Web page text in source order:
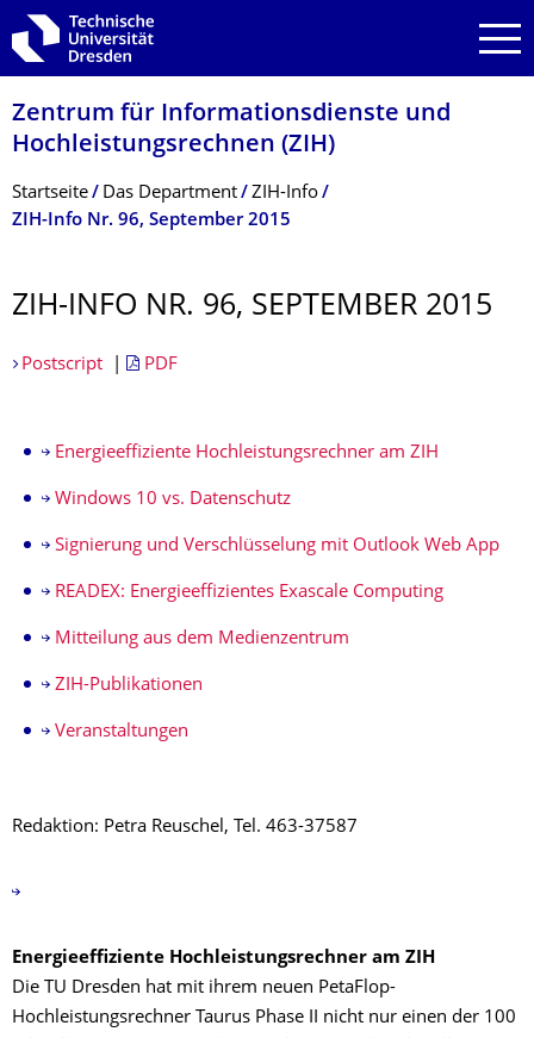
Zur Hauptnavigation springen
Zur Suche springen
Zum Inhalt springen
Zentrum für Informations­dienste und
Hochleistungs­rechnen (ZIH)
Breadcrumb-Menü
Startseite Das Department
ZIH-Info
ZIH-Info Nr. 96, September 2015
ZIH-INFO NR. 96, SEPTEMBER 2015
Postscript| PDF
Energieeffiziente Hochleistungsrechner am ZIH
Windows 10 vs. Datenschutz
Signierung und Verschlüsselung mit Outlook Web App
READEX: Energieeffizientes Exascale Computing
Mitteilung aus dem Medienzentrum
ZIH-Publikationen
Veranstaltungen
Redaktion: Petra Reuschel, Tel. 463-37587
Energieeffiziente Hochleistungsrechner am ZIH
Die TU Dresden hat mit ihrem neuen PetaFlop-
Hochleistungsrechner Taurus Phase II nicht nur einen der 100